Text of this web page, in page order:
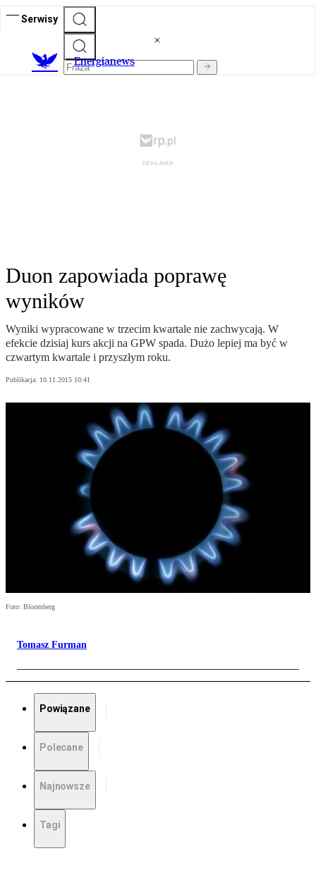
Serwisy
Energianews
Duon zapowiada poprawę
wyników
Wyniki wypracowane w trzecim kwartale nie zachwycają. W
efekcie dzisiaj kurs akcji na GPW spada. Dużo lepiej ma być w
czwartym kwartale i przyszłym roku.
Publikacja: 10.11.2015 10:41
Foto: Bloomberg
Tomasz Furman
Powiązane
Polecane
Najnowsze
Tagi